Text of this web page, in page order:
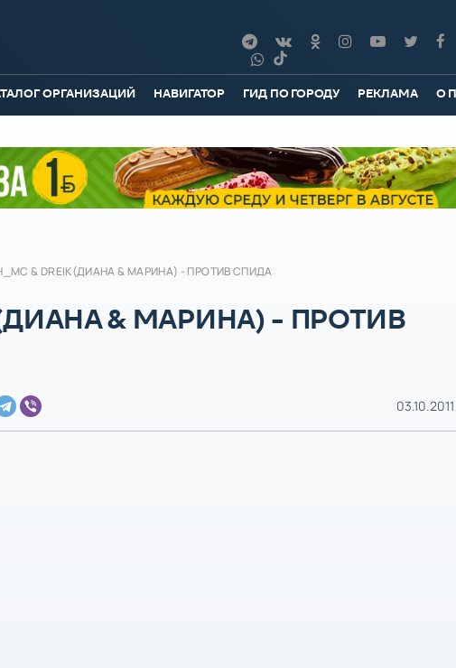
ОРГАНИЗАЦИЙ НАВИГАТОР ГИД ПО ГОРОДУ РЕКЛАМА О
& DREIK(ДИАНА & МАРИНА) - ПРОТИВ СПИДА
& МАРИНА) - ПРОТИВ
03.10.2011